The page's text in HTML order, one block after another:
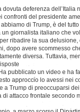
dovuta deferenza dell’Italia
confronti del presidente
di Trump, è del
un giornalista italiano che
ribadire la sua
dopo avere scommesso
diversa. Tuttavia,
pubblicato un video e ha
approccio lo avessi nei
a Trump di preoccuparsi
attacco frontale secondo